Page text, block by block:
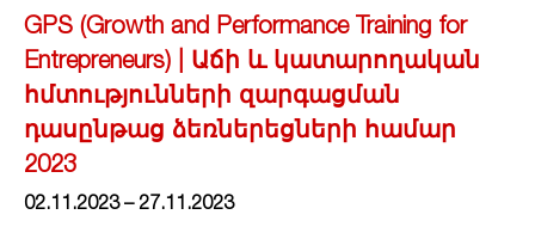
GPS (Growth and Performance Training for
Entrepreneurs) | Աճի և կատարողական
հմտությունների զարգացման
դասընթաց ձեռներեցների համար
2023
02.11.2023 – 27.11.2023